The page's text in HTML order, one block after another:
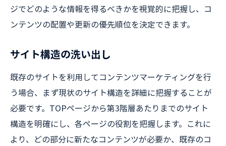
ジでどのような情報を得るべきかを視覚的に把握し、コ
ンテンツの配置や更新の優先順位を決定できます。
サイト構造の洗い出し
既存のサイトを利用してコンテンツマーケティングを行
う場合、まず現状のサイト構造を詳細に把握することが
必要です。TOPページから第3階層あたりまでのサイト
構造を明確にし、各ページの役割を把握します。これに
より、どの部分に新たなコンテンツが必要か、既存のコ